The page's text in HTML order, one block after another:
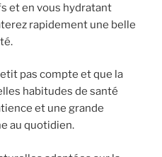
et en vous hydratant
rapidement une belle
pas compte et que la
habitudes de santé
et une grande
au quotidien.